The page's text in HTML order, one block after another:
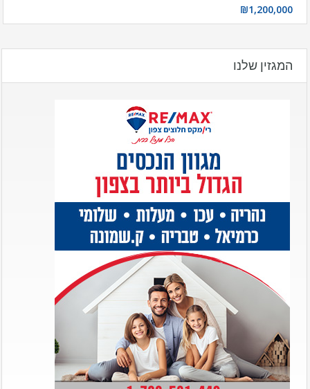
₪1,200,000
המגזין שלנו